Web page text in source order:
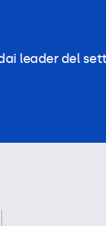
leader del